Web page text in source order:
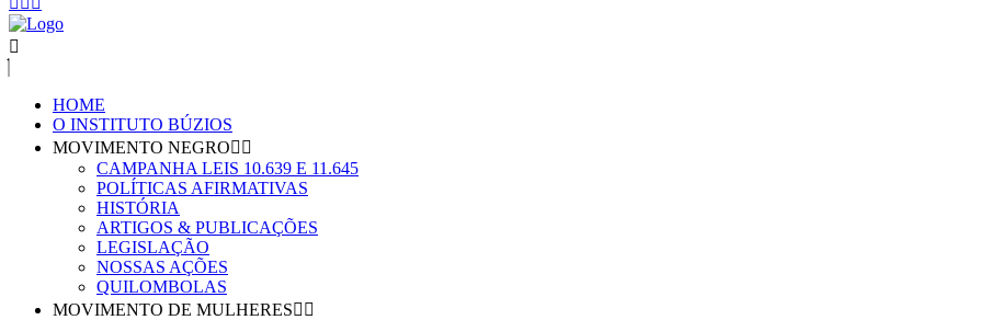
HOME
O INSTITUTO BÚZIOS
MOVIMENTO NEGRO
CAMPANHA LEIS 10.639 E 11.645
POLÍTICAS AFIRMATIVAS
HISTÓRIA
ARTIGOS & PUBLICAÇÕES
LEGISLAÇÃO
NOSSAS AÇÕES
QUILOMBOLAS
MOVIMENTO DE MULHERES